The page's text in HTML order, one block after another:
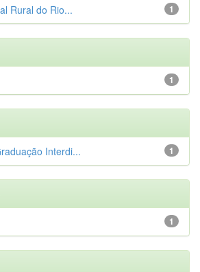
1
Rural do Rio...
1
1
Interdi...
1